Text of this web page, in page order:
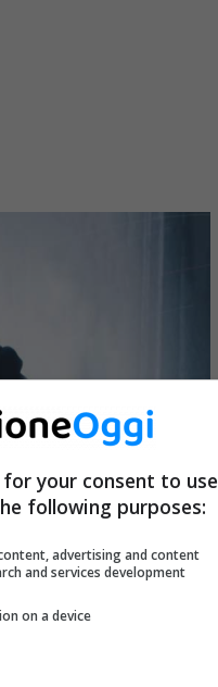
your consent to use
following purposes:
advertising and content
and services development
on a device